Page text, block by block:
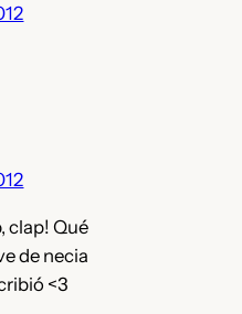
clap! Qué
de necia
<3